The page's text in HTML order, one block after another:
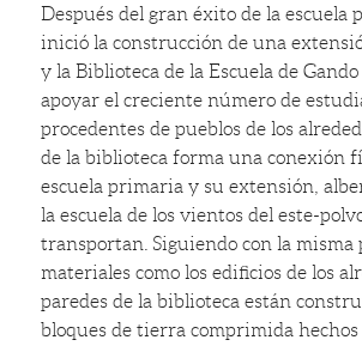
Después del gran éxito de la escuela
inició la construcción de una
y la Biblioteca de la Escuela de
apoyar el creciente número de
procedentes de pueblos de los
de la biblioteca forma una conexión
escuela primaria y su extensión,
la escuela de los vientos del este-
transportan. Siguiendo con la misma
materiales como los edificios de los
paredes de la biblioteca están
bloques de tierra comprimida hechos